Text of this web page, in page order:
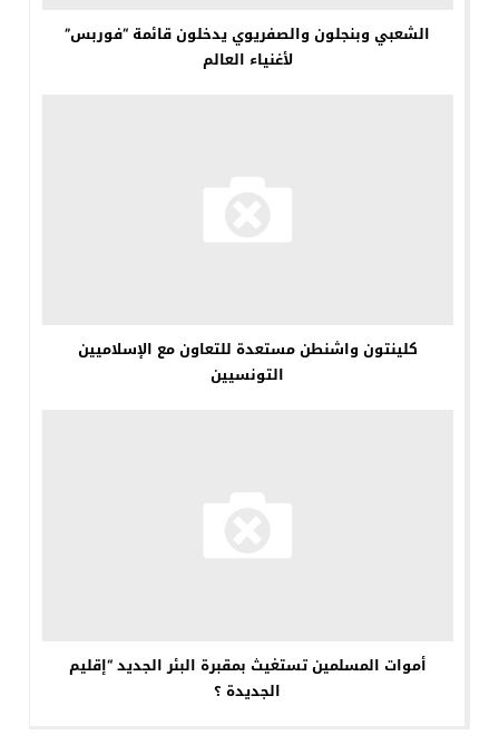
الشعبي وبنجلون والصفريوي يدخلون قائمة “فوربس”
لأغنياء العالم
كلينتون واشنطن مستعدة للتعاون مع الإسلاميين
التونسيين
أموات المسلمين تستغيث بمقبرة البئر الجديد “إقليم
الجديدة ؟